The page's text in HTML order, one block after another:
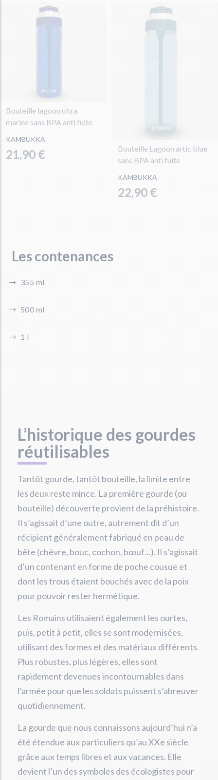
Bouteille lagoon ultra
marine sans BPA anti fuite
KAMBUKKA
21,90 €
Bouteille Lagoon artic blue
sans BPA anti fuite
KAMBUKKA
22,90 €
Les contenances
355 ml
500 ml
1 l
L’historique des gourdes
réutilisables
Tantôt gourde, tantôt bouteille, la limite entre
les deux reste mince. La première gourde (ou
bouteille) découverte provient de la préhistoire.
Il s’agissait d’une outre, autrement dit d’un
récipient généralement fabriqué en peau de
bête (chèvre, bouc, cochon, bœuf…). Il s’agissait
d’un contenant en forme de poche cousue et
dont les trous étaient bouchés avec de la poix
pour pouvoir rester hermétique.
Les Romains utilisaient également les ourtes,
puis, petit à petit, elles se sont modernisées,
utilisant des formes et des matériaux différents.
Plus robustes, plus légères, elles sont
rapidement devenues incontournables dans
l’armée pour que les soldats puissent s’abreuver
quotidiennement.
La gourde que nous connaissons aujourd’hui n’a
été étendue aux particuliers qu’au XXe siècle
grâce aux temps libres et aux vacances. Elle
devient l’un des symboles des écologistes pour